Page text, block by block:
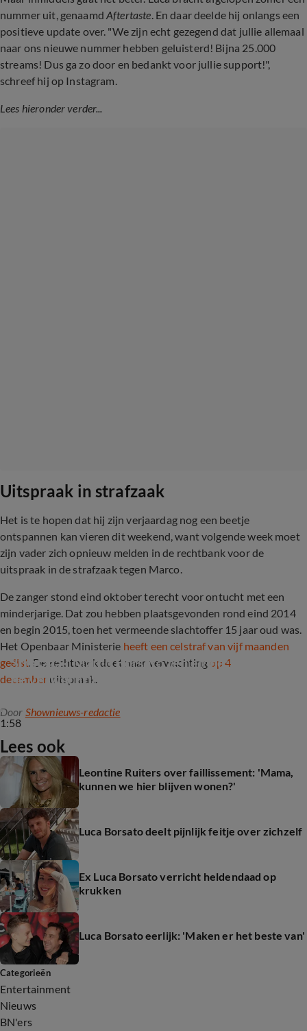
nummer uit, genaamdAftertaste. En daar deelde hij onlangs een
positieve update over. "We zijn echt gezegend dat jullie allemaal
naar ons nieuwe nummer hebben geluisterd! Bijna 25.000
streams! Dus ga zo door en bedankt voor jullie support!",
schreef hij op Instagram.
Lees hieronder verder...
Uitspraak in strafzaak
Het is te hopen dat hij zijn verjaardag nog een beetje
ontspannen kan vieren dit weekend, want volgende week moet
zijn vader zich opnieuw melden in de rechtbank voor de
uitspraak in de strafzaak tegen Marco.
De zanger stond eind oktober terecht voor ontucht met een
minderjarige. Dat zou hebben plaatsgevonden rond eind 2014
en begin 2015, toen het vermeende slachtoffer 15 jaar oud was.
Het Openbaar Ministerie heeft een celstraf van vijf maanden
geëist. De rechtbank doet naar verwachtingop 4
december uitspraak.
1:58
Strafzaak Marco Borsato ten einde: wat zijn
de verwachtingen?
Door Shownieuws-redactie
Lees ook
Leontine Ruiters over faillissement: 'Mama,
kunnen we hier blijven wonen?'
Luca Borsato deelt pijnlijk feitje over zichzelf
Ex Luca Borsato verricht heldendaad op
krukken
Luca Borsato eerlijk: 'Maken er het beste van'
Categorieën
Entertainment
Nieuws
BN'ers